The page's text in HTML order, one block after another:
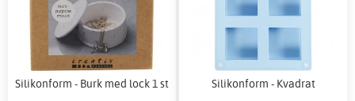
Silikonform - Burk med lock 1 st Silikonform - Kvadrat